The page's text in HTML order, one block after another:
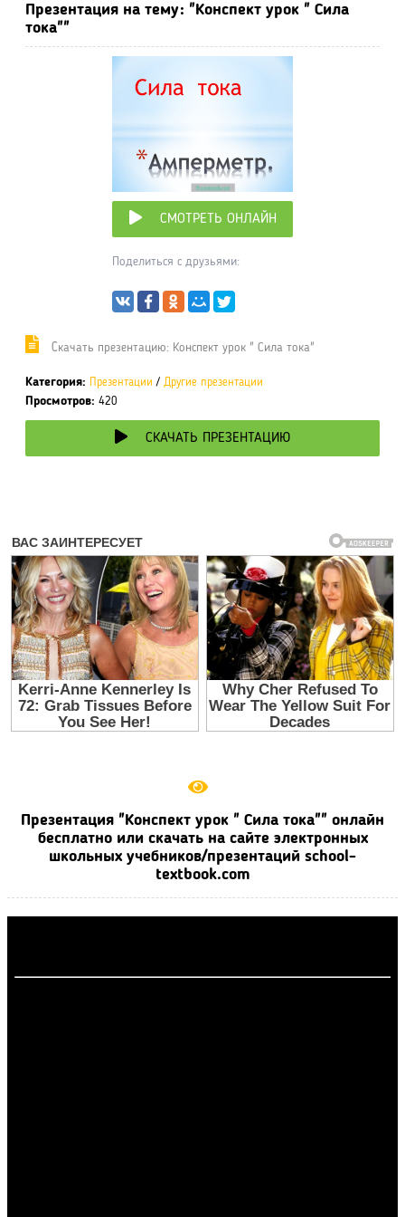
Презентация на тему: "Конспект урок " Сила
тока""
СМОТРЕТЬ ОНЛАЙН
Поделиться с друзьями:
Cкачать презентацию: Конспект урок " Сила тока"
Категория: Презентации / Другие презентации
Просмотров: 420
СКАЧАТЬ ПРЕЗЕНТАЦИЮ
Презентация "Конспект урок " Сила тока"" онлайн
бесплатно или скачать на сайте электронных
школьных учебников/презентаций school-
textbook.com